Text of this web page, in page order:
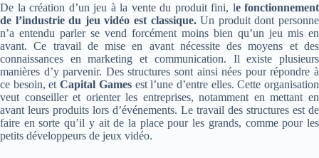
De la création d’un jeu à la vente du produit fini, le fonctionnement
de l’industrie du jeu vidéo est classique.Un produit dont personne
n’a entendu parler se vend forcément moins bien qu’un jeu mis en
avant. Ce travail de mise en avant nécessite des moyens et des
connaissances en marketing et communication. Il existe plusieurs
manières d’y parvenir. Des structures sont ainsi nées pour répondre à
ce besoin, etCapital Gamesest l’une d’entre elles. Cette organisation
veut conseiller et orienter les entreprises, notamment en mettant en
avant leurs produits lors d’événements. Le travail des structures est de
faire en sorte qu’il y ait de la place pour les grands, comme pour les
petits développeurs de jeux vidéo.